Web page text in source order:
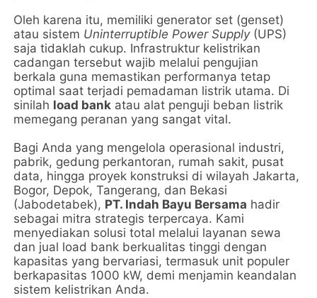
Oleh karena itu, memiliki generator set (genset)
atau sistem Uninterruptible Power Supply(UPS)
saja tidaklah cukup. Infrastruktur kelistrikan
cadangan tersebut wajib melalui pengujian
berkala guna memastikan performanya tetap
optimal saat terjadi pemadaman listrik utama. Di
sinilah load bank atau alat penguji beban listrik
memegang peranan yang sangat vital.
Bagi Anda yang mengelola operasional industri,
pabrik, gedung perkantoran, rumah sakit, pusat
data, hingga proyek konstruksi di wilayah Jakarta,
Bogor, Depok, Tangerang, dan Bekasi
(Jabodetabek), PT. Indah Bayu Bersama hadir
sebagai mitra strategis terpercaya. Kami
menyediakan solusi total melalui layanan sewa
dan jual load bank berkualitas tinggi dengan
kapasitas yang bervariasi, termasuk unit populer
berkapasitas 1000 kW, demi menjamin keandalan
sistem kelistrikan Anda.